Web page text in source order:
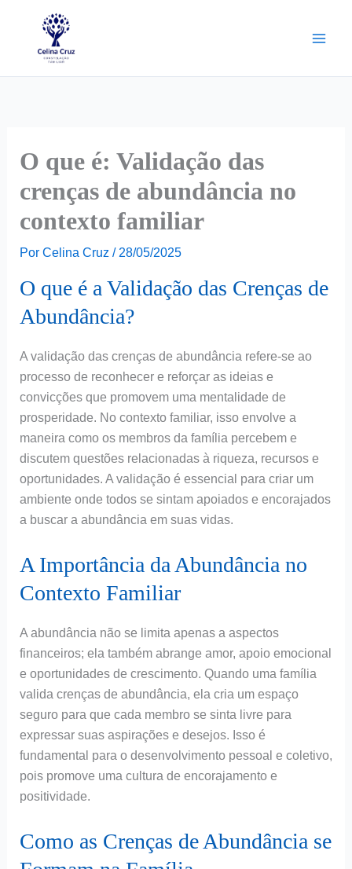
O que é: Validação das
crenças de abundância no
contexto familiar
Por Celina Cruz / 28/05/2025
O que é a Validação das Crenças de
Abundância?
A validação das crenças de abundância refere-se ao
processo de reconhecer e reforçar as ideias e
convicções que promovem uma mentalidade de
prosperidade. No contexto familiar, isso envolve a
maneira como os membros da família percebem e
discutem questões relacionadas à riqueza, recursos e
oportunidades. A validação é essencial para criar um
ambiente onde todos se sintam apoiados e encorajados
a buscar a abundância em suas vidas.
A Importância da Abundância no
Contexto Familiar
A abundância não se limita apenas a aspectos
financeiros; ela também abrange amor, apoio emocional
e oportunidades de crescimento. Quando uma família
valida crenças de abundância, ela cria um espaço
seguro para que cada membro se sinta livre para
expressar suas aspirações e desejos. Isso é
fundamental para o desenvolvimento pessoal e coletivo,
pois promove uma cultura de encorajamento e
positividade.
Como as Crenças de Abundância se